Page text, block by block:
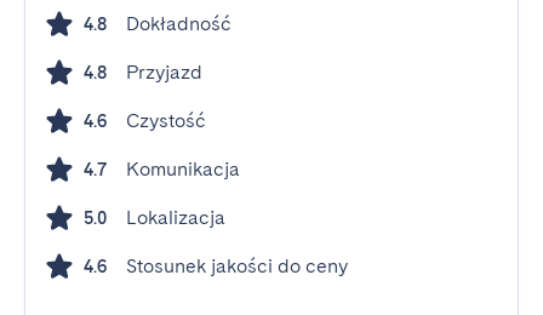
4.8 Dokładność
4.8 Przyjazd
4.6 Czystość
4.7 Komunikacja
5.0 Lokalizacja
4.6 Stosunek jakości do ceny